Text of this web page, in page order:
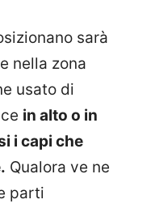
sarà
nella zona
usato di
in alto o in
i capi che
Qualora ve ne
parti